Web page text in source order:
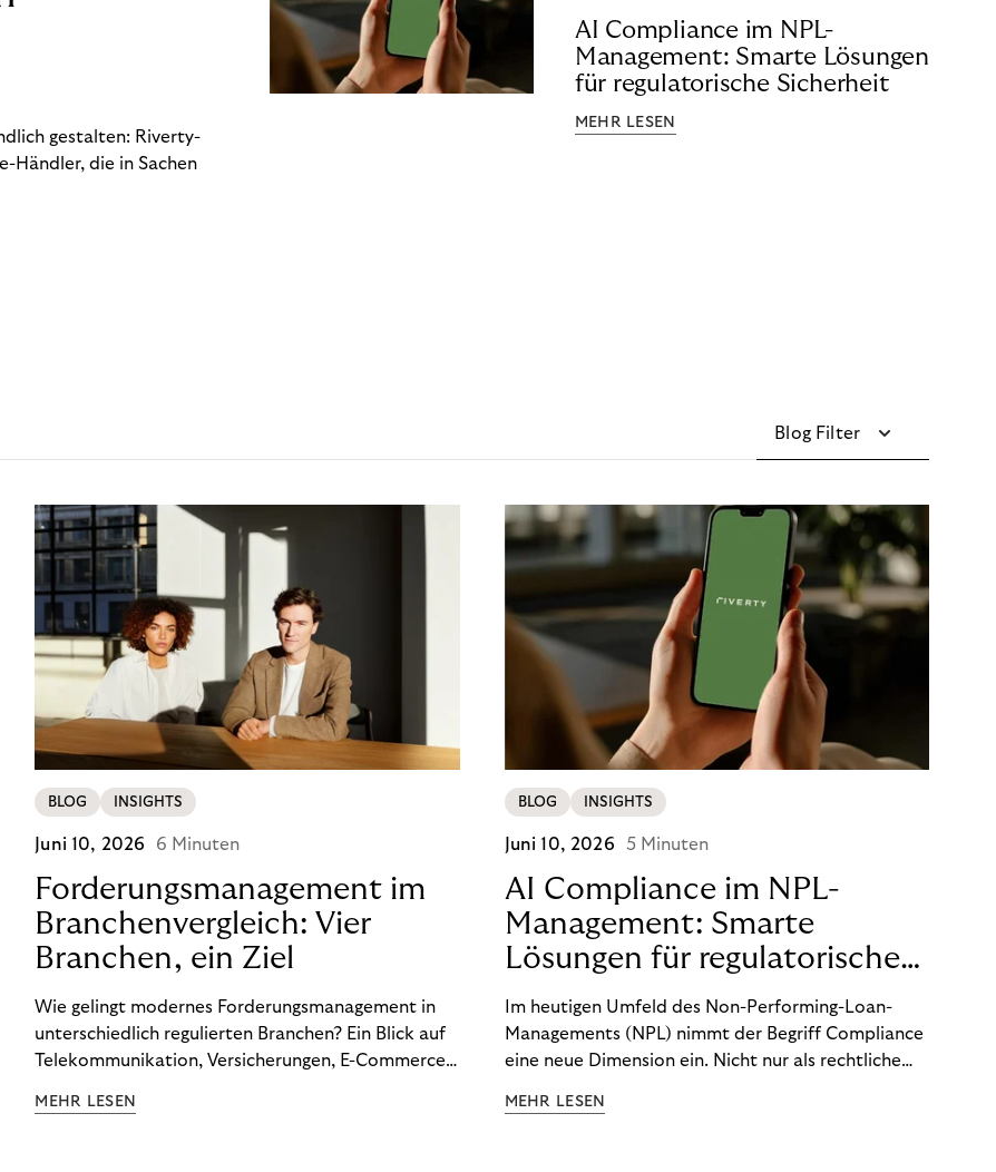
gestalten: Riverty-
Händler, die in Sachen
AI Compliance im NPL-
Management: Smarte Lösungen
für regulatorische Sicherheit
MEHR LESEN
Blog Filter
BLOG INSIGHTS
Juni 10, 2026 6 Minuten
Forderungsmanagement im
Branchenvergleich: Vier
Branchen, ein Ziel
Wie gelingt modernes Forderungsmanagement in
unterschiedlich regulierten Branchen? Ein Blick auf
Telekommunikation, Versicherungen, E-Commerce
wirksam reduzieren will, braucht keine
MEHR LESEN
BLOG INSIGHTS
Juni 10, 2026 5 Minuten
AI Compliance im NPL-
Management: Smarte
Lösungen für regulatorische
Sicherheit
Im heutigen Umfeld des Non-Performing-Loan-
Managements (NPL) nimmt der Begriff Compliance
eine neue Dimension ein. Nicht nur als rechtliche
Wettbewerbsvorteil. In einem Umfeld steigender
MEHR LESEN